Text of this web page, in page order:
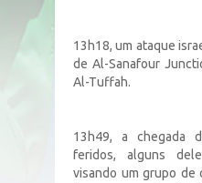
13h18, um ataque
de Al-Sanafour
Al-Tuffah.
13h49, a chegada
feridos, alguns
visando um grupo de